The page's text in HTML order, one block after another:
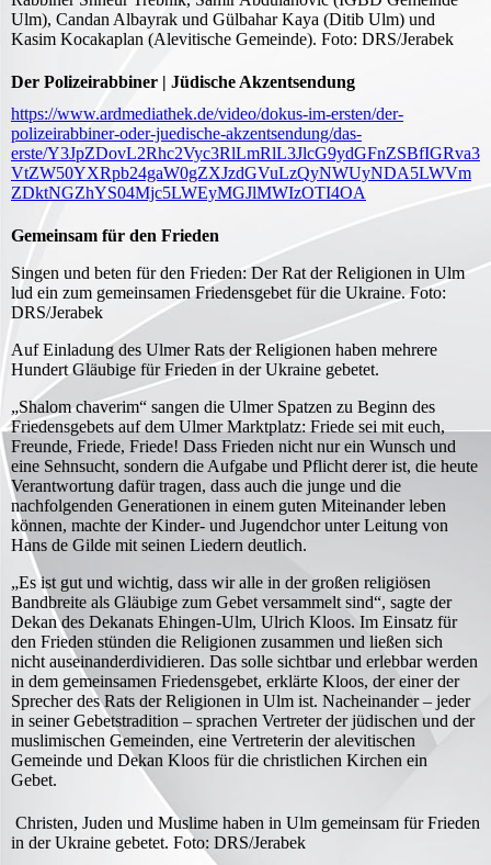
Ulm), Candan Albayrak und Gülbahar Kaya (Ditib Ulm) und
Kasim Kocakaplan (Alevitische Gemeinde). Foto: DRS/Jerabek
Der Polizeirabbiner | Jüdische Akzentsendung
https://www.ardmediathek.de/video/dokus-im-ersten/der-
polizeirabbiner-oder-juedische-akzentsendung/das-
erste/Y3JpZDovL2Rhc2Vyc3RlLmRlL3JlcG9ydGFnZSBfIGRva3
VtZW50YXRpb24gaW0gZXJzdGVuLzQyNWUyNDA5LWVm
ZDktNGZhYS04Mjc5LWEyMGJlMWIzOTI4OA
Gemeinsam für den Frieden
Singen und beten für den Frieden: Der Rat der Religionen in Ulm
lud ein zum gemeinsamen Friedensgebet für die Ukraine. Foto:
DRS/Jerabek
Auf Einladung des Ulmer Rats der Religionen haben mehrere
Hundert Gläubige für Frieden in der Ukraine gebetet.
„Shalom chaverim“ sangen die Ulmer Spatzen zu Beginn des
Friedensgebets auf dem Ulmer Marktplatz: Friede sei mit euch,
Freunde, Friede, Friede! Dass Frieden nicht nur ein Wunsch und
eine Sehnsucht, sondern die Aufgabe und Pflicht derer ist, die heute
Verantwortung dafür tragen, dass auch die junge und die
nachfolgenden Generationen in einem guten Miteinander leben
können, machte der Kinder- und Jugendchor unter Leitung von
Hans de Gilde mit seinen Liedern deutlich.
„Es ist gut und wichtig, dass wir alle in der großen religiösen
Bandbreite als Gläubige zum Gebet versammelt sind“, sagte der
Dekan des Dekanats Ehingen-Ulm, Ulrich Kloos. Im Einsatz für
den Frieden stünden die Religionen zusammen und ließen sich
nicht auseinanderdividieren. Das solle sichtbar und erlebbar werden
in dem gemeinsamen Friedensgebet, erklärte Kloos, der einer der
Sprecher des Rats der Religionen in Ulm ist. Nacheinander – jeder
in seiner Gebetstradition – sprachen Vertreter der jüdischen und der
muslimischen Gemeinden, eine Vertreterin der alevitischen
Gemeinde und Dekan Kloos für die christlichen Kirchen ein
Gebet.
Christen, Juden und Muslime haben in Ulm gemeinsam für Frieden
in der Ukraine gebetet. Foto: DRS/Jerabek